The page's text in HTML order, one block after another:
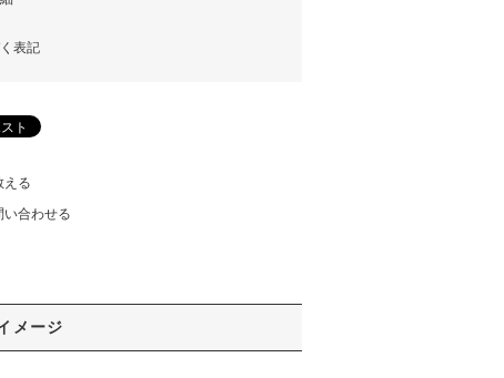
表記
える
い合わせる
メージ